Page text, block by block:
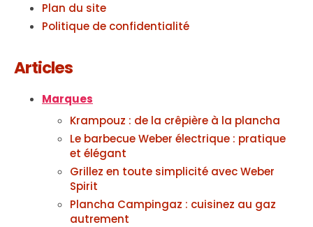
Plan du site
Politique de confidentialité
Articles
Marques
Krampouz : de la crêpière à la plancha
Le barbecue Weber électrique : pratique
et élégant
Grillez en toute simplicité avec Weber
Spirit
Plancha Campingaz : cuisinez au gaz
autrement